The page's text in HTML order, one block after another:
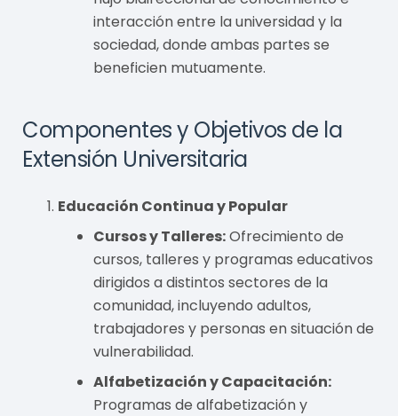
interacción entre la universidad y la
sociedad, donde ambas partes se
beneficien mutuamente.
Componentes y Objetivos de la
Extensión Universitaria
Educación Continua y Popular
Cursos y Talleres:Ofrecimiento de
cursos, talleres y programas educativos
dirigidos a distintos sectores de la
comunidad, incluyendo adultos,
trabajadores y personas en situación de
vulnerabilidad.
Alfabetización y Capacitación:
Programas de alfabetización y